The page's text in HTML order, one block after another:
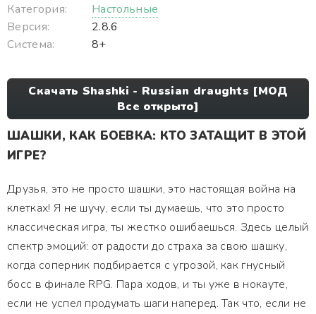
Категория:
Настольные
Версия:
2.8.6
Система:
8+
Скачать Shashki - Russian draughts [МОД
Все открыто]
ШАШКИ, КАК БОЕВКА: КТО ЗАТАЩИТ В ЭТОЙ
ИГРЕ?
Друзья, это не просто шашки, это настоящая война на
клетках! Я не шучу, если ты думаешь, что это просто
классическая игра, ты жестко ошибаешься. Здесь целый
спектр эмоций: от радости до страха за свою шашку,
когда соперник подбирается с угрозой, как гнусный
босс в финале RPG. Пара ходов, и ты уже в нокауте,
если не успел продумать шаги наперед. Так что, если не